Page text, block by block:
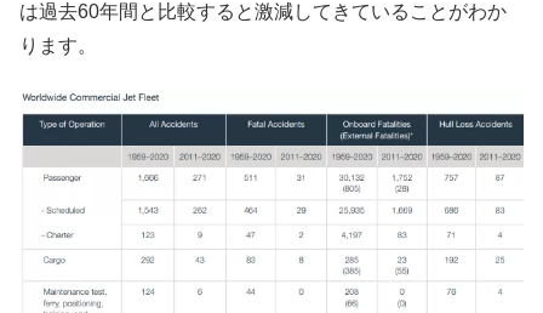
は過去60年間と比較すると激減してきていることがわか
ります。